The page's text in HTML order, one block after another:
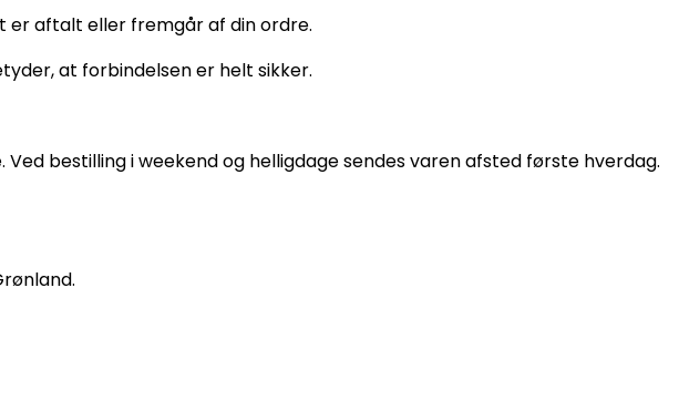
er aftalt eller fremgår af din ordre.
at forbindelsen er helt sikker.
bestilling i weekend og helligdage sendes varen afsted første hverdag.